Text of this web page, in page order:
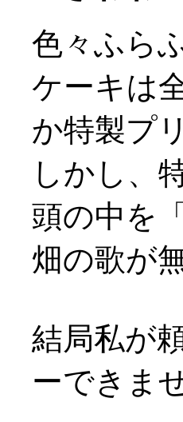
色々ふら
ケーキは
か特製プ
しかし、
頭の中を
畑の歌が
結局私が
ーできま